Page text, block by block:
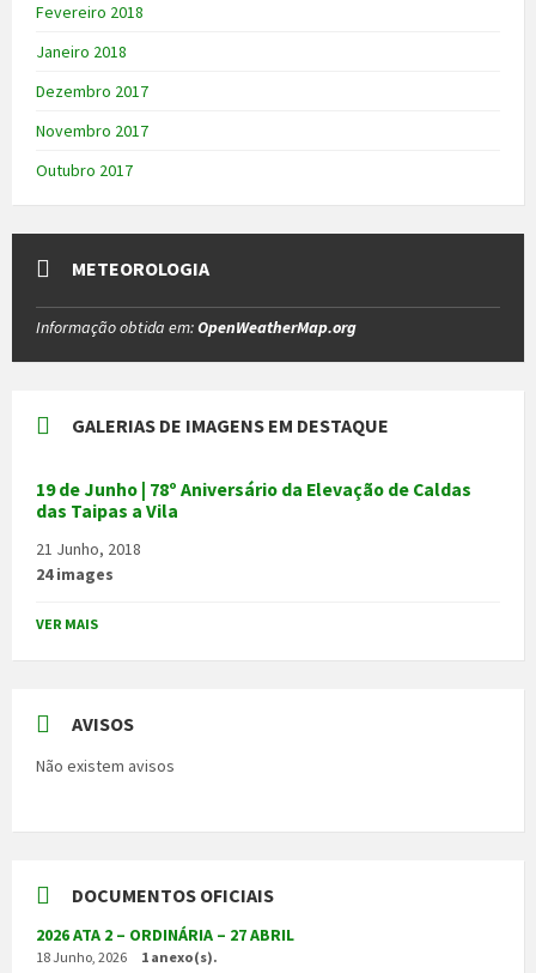
Fevereiro 2018
Janeiro 2018
Dezembro 2017
Novembro 2017
Outubro 2017
METEOROLOGIA
Informação obtida em:OpenWeatherMap.org
GALERIAS DE IMAGENS EM DESTAQUE
19 de Junho | 78º Aniversário da Elevação de Caldas
das Taipas a Vila
21 Junho, 2018
24 images
VER MAIS
AVISOS
Não existem avisos
DOCUMENTOS OFICIAIS
2026 ATA 2 – ORDINÁRIA – 27 ABRIL
18 Junho, 2026 1 anexo(s).